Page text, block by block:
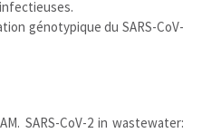
génotypique du SARS-CoV-
SARS-CoV-2 in wastewater: